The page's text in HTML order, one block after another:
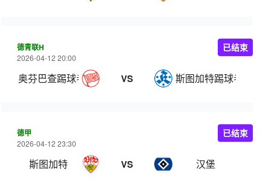
德青联H
2026-04-12 20:00
奥芬巴查踢球者U19 VS 斯图加特踢球者U19
已结束
德甲
2026-04-12 23:30
斯图加特 VS 汉堡
已结束